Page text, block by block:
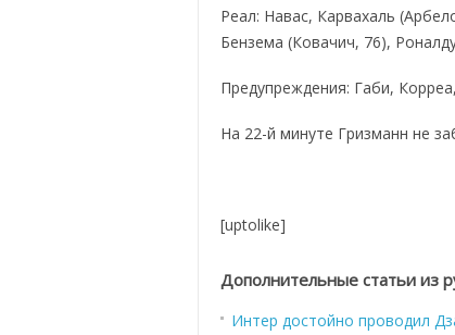
Реал: Навас, Карвахаль
Бензема (Ковачич, 76),
Предупреждения: Габи,
На 22-й минуте Гризманн не
[uptolike]
Дополнительные статьи из
Интер достойно проводил